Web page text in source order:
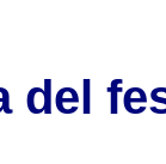
del